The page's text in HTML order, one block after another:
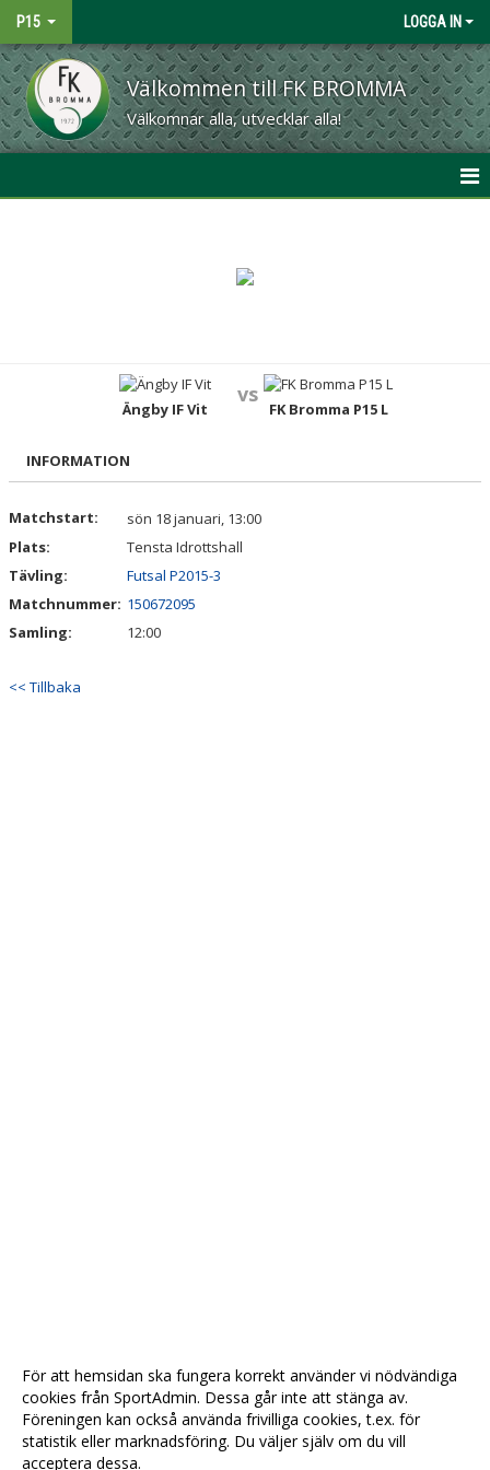
P15 LOGGA IN
Välkommen till FK BROMMA
Välkomnar alla, utvecklar alla!
BILDGALLERI
KONTAKT
Ängby IF Vit
vs
FK Bromma P15 L
INFORMATION
Matchstart:
sön 18 januari, 13:00
Plats:
Tensta Idrottshall
Tävling:
Futsal P2015-3
Matchnummer: 150672095
Samling:
12:00
<< Tillbaka
För att hemsidan ska fungera korrekt använder vi nödvändiga
cookies från SportAdmin. Dessa går inte att stänga av.
Föreningen kan också använda frivilliga cookies, t.ex. för
statistik eller marknadsföring. Du väljer själv om du vill
acceptera dessa.